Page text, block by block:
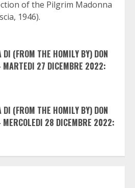
of the Pilgrim Madonna
1946).
(FROM THE HOMILY BY) DON
MARTEDI 27 DICEMBRE 2022:
(FROM THE HOMILY BY) DON
MERCOLEDI 28 DICEMBRE 2022: